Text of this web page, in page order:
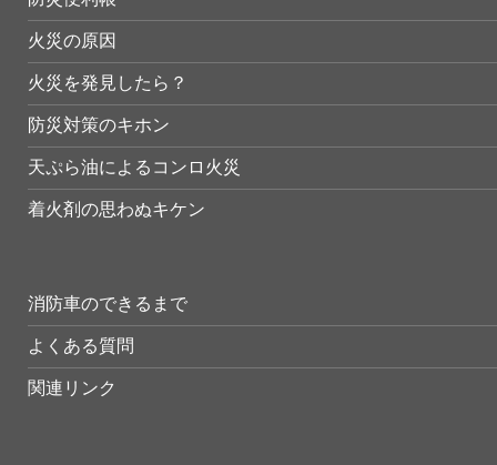
火災の原因
火災を発見したら？
防災対策のキホン
天ぷら油によるコンロ火災
着火剤の思わぬキケン
消防車のできるまで
よくある質問
関連リンク